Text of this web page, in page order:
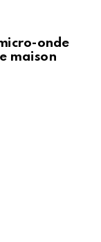
onde
maison